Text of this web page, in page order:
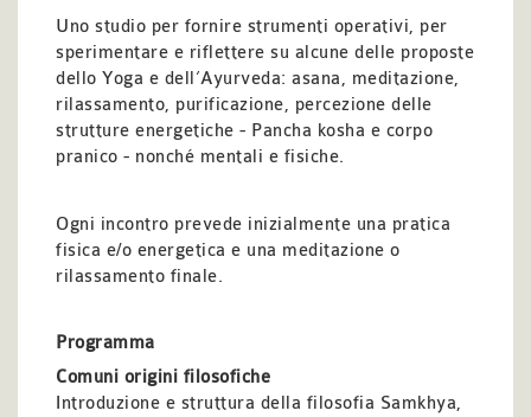
Uno studio per fornire strumenti operativi, per
sperimentare e riflettere su alcune delle proposte
dello Yoga e dell’Ayurveda: asana, meditazione,
rilassamento, purificazione, percezione delle
strutture energetiche - Pancha kosha e corpo
pranico - nonché mentali e fisiche.
Ogni incontro prevede inizialmente una pratica
fisica e/o energetica e una meditazione o
rilassamento finale.
Programma
Comuni origini filosofiche
Introduzione e struttura della filosofia Samkhya,